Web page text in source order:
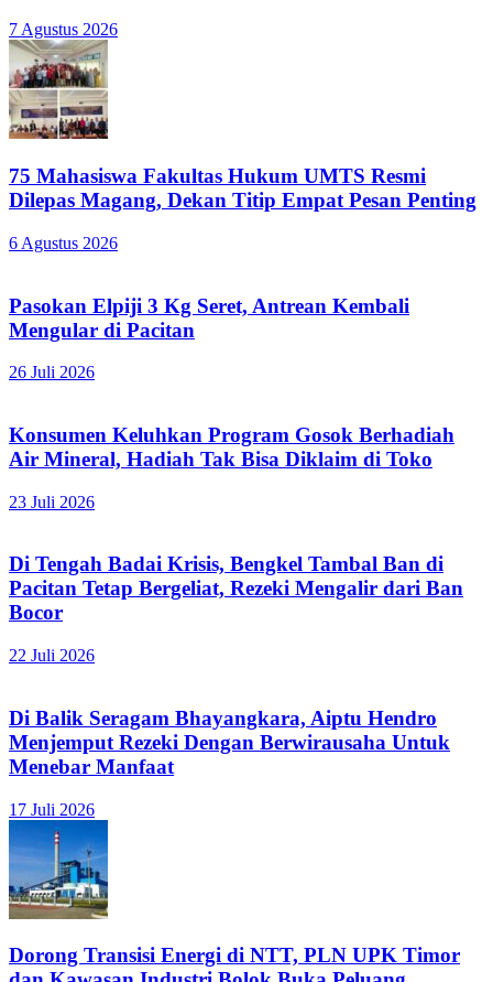
7 Agustus 2026
75 Mahasiswa Fakultas Hukum UMTS Resmi
Dilepas Magang, Dekan Titip Empat Pesan Penting
6 Agustus 2026
Pasokan Elpiji 3 Kg Seret, Antrean Kembali
Mengular di Pacitan
26 Juli 2026
Konsumen Keluhkan Program Gosok Berhadiah
Air Mineral, Hadiah Tak Bisa Diklaim di Toko
23 Juli 2026
Di Tengah Badai Krisis, Bengkel Tambal Ban di
Pacitan Tetap Bergeliat, Rezeki Mengalir dari Ban
Bocor
22 Juli 2026
Di Balik Seragam Bhayangkara, Aiptu Hendro
Menjemput Rezeki Dengan Berwirausaha Untuk
Menebar Manfaat
17 Juli 2026
Dorong Transisi Energi di NTT, PLN UPK Timor